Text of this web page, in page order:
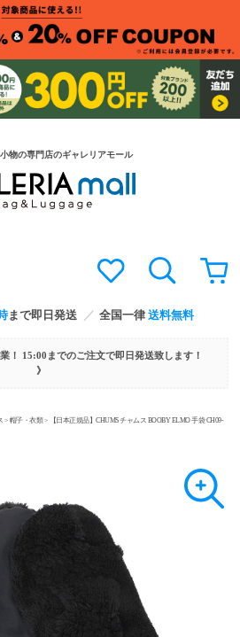
まで即日発送 全国一律送料無料
小物の専門店のギャレリアモール
！ 15:00までのご注文で即日発送致します！
》
> 帽子・衣類> 【日本正規品】CHUMS チャムス BOOBY ELMO 手袋 CH09-